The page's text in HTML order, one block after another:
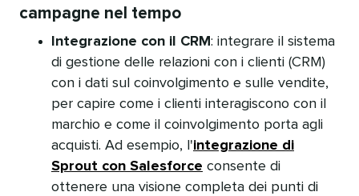
campagne nel tempo​​
Integrazione con il CRM: integrare il sistema
di gestione delle relazioni con i clienti (CRM)
con i dati sul coinvolgimento e sulle vendite,
per capire come i clienti interagiscono con il
marchio e come il coinvolgimento porta agli
acquisti. Ad esempio, l'integrazione di
Sprout con Salesforce consente di
ottenere una visione completa dei punti di